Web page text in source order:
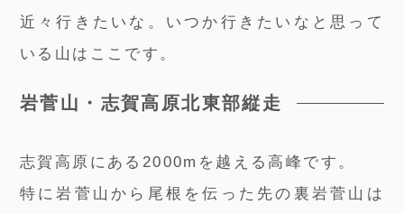
近々行きたいな。いつか行きたいなと思って
いる山はここです。
岩菅山・志賀高原北東部縦走
志賀高原にある2000mを越える高峰です。
特に岩菅山から尾根を伝った先の裏岩菅山は